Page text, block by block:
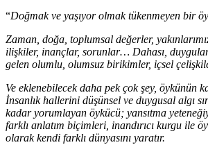
“Doğmak ve yaşıyor olmak tükenmeyen bir
Zaman, doğa, toplumsal değerler,
ilişkiler, inançlar, sorunlar… Dahası,
gelen olumlu, olumsuz birikimler, içsel
Ve eklenebilecek daha pek çok şey, öykünün
İnsanlık hallerini düşünsel ve duygusal algı
kadar yorumlayan öykücü; yansıtma
farklı anlatım biçimleri, inandırıcı kurgu ile
olarak kendi farklı dünyasını yaratır.